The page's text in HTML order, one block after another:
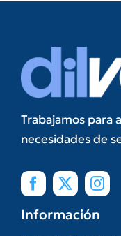
Trabajamos para
necesidades de
Información